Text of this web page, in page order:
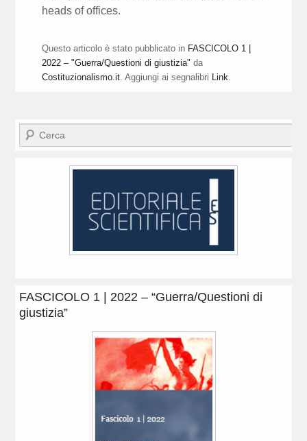
heads of offices.
Questo articolo è stato pubblicato in FASCICOLO 1 |
2022 – "Guerra/Questioni di giustizia" da
Costituzionalismo.it . Aggiungi ai segnalibri Link
Cerca
FASCICOLO 1 | 2022 – “Guerra/Questioni di
giustizia”​